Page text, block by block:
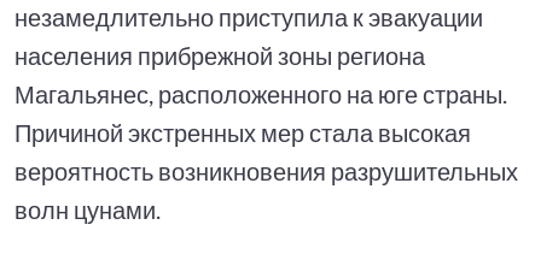
незамедлительно приступила к эвакуации
населения прибрежной зоны региона
Магальянес, расположенного на юге страны.
Причиной экстренных мер стала высокая
вероятность возникновения разрушительных
волн цунами.